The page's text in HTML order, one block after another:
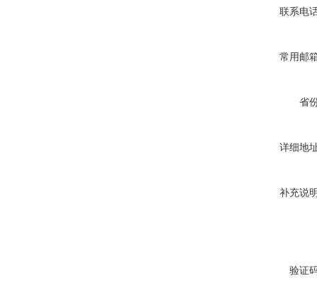
联系电
常用邮
省
详细地
补充说
验证